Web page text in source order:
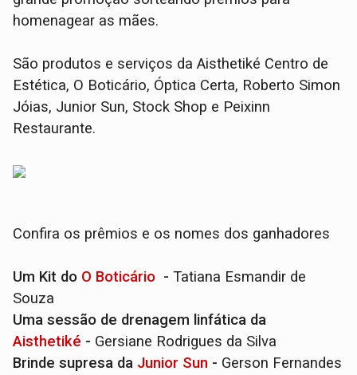
homenagear as mães.
São produtos e serviços da Aisthetiké Centro de
Estética, O Boticário, Óptica Certa, Roberto Simon
Jóias, Junior Sun, Stock Shop e Peixinn
Restaurante.
Confira os prêmios e os nomes dos ganhadores
Um Kit do O Boticário -Tatiana Esmandir de
Souza
Uma sessão de drenagem linfática da
Aisthetiké - Gersiane Rodrigues da Silva
Brinde supresa da Junior Sun - Gerson Fernandes